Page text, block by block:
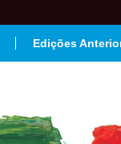
Edições